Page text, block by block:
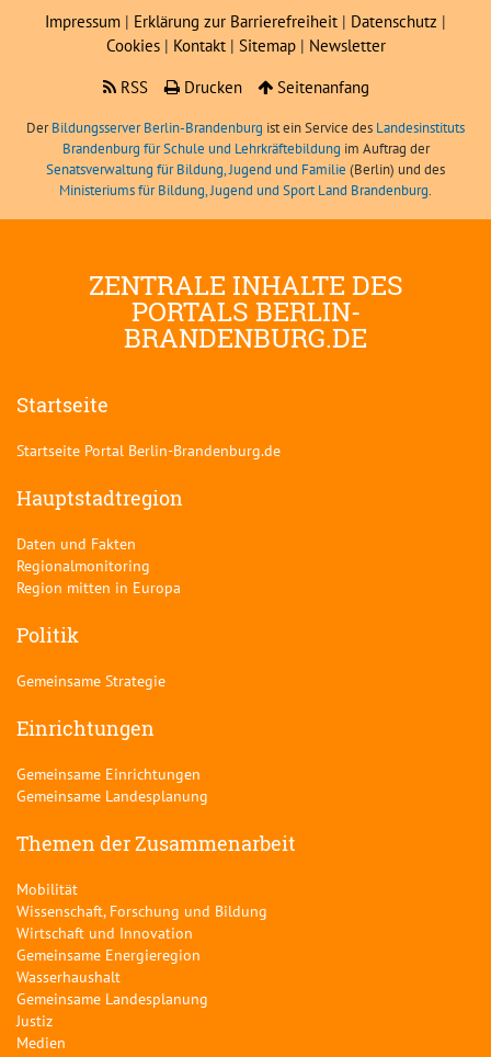
Impressum | Erklärung zur Barrierefreiheit | Datenschutz |
Cookies| Kontakt | Sitemap| Newsletter
RSS
Drucken Seitenanfang
DerBildungsserver Berlin-Brandenburg ist ein Service des Landesinstituts
Brandenburg für Schule und Lehrkräftebildung im Auftrag der
Senatsverwaltung für Bildung, Jugend und Familie (Berlin) und des
Ministeriums für Bildung, Jugend und Sport Land Brandenburg.
ZENTRALE INHALTE DES
PORTALS BERLIN-
BRANDENBURG.DE
Startseite
Startseite Portal Berlin-Brandenburg.de
Hauptstadtregion
Daten und Fakten
Regionalmonitoring
Region mitten in Europa
Politik
Gemeinsame Strategie
Einrichtungen
Gemeinsame Einrichtungen
Gemeinsame Landesplanung
Themen der Zusammenarbeit
Mobilität
Wissenschaft, Forschung und Bildung
Wirtschaft und Innovation
Gemeinsame Energieregion
Wasserhaushalt
Gemeinsame Landesplanung
Justiz
Medien